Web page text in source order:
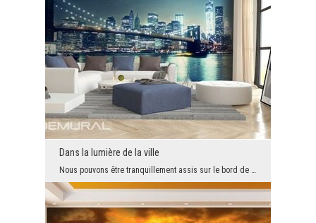
Dans la lumière de la ville
Nous pouvons être tranquillement assis sur le bord de la rivière et juste regarder ce qui se pass...